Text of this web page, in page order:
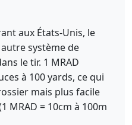
aux États-Unis, le
système de
le tir. 1 MRAD
à 100 yards, ce qui
mais plus facile
MRAD = 10cm à 100m